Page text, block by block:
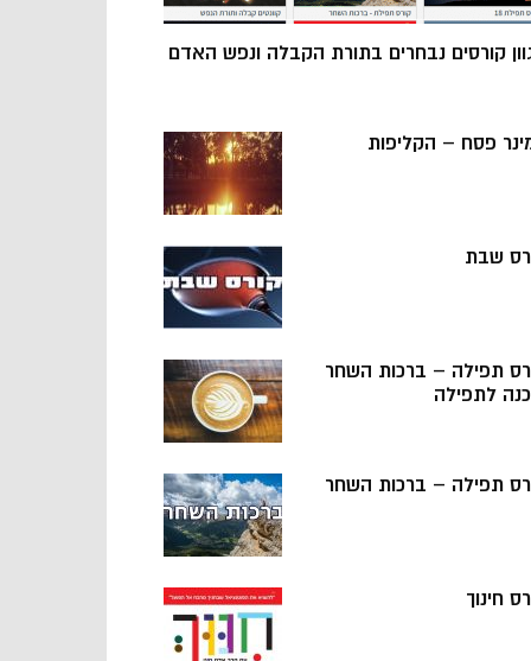
קורסים נבחרים בתורת הקבלה ונפש האדם
פסח – הקליפות
שבת
תפילה – ברכות השחר
לתפילה
תפילה – ברכות השחר
חינוך